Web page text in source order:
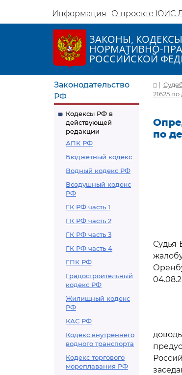
Информация О проекте ЮИС
ЗАКОНЫ,
НОРМАТИВНО-
РОССИЙСКОЙ
Законодательство
РФ
Кодексы РФ в
действующей
редакции
АПК РФ
Бюджетный кодекс
Водный кодекс РФ
Воздушный кодекс
РФ
ГК РФ часть 1
ГК РФ часть 2
ГК РФ часть 3
ГК РФ часть 4
ГПК РФ
Градостроительный
кодекс РФ
Жилищный кодекс
РФ
КАС РФ
Кодекс внутреннего
водного транспорта
Кодекс торгового
мореплавания РФ
|
21625
по
Судья